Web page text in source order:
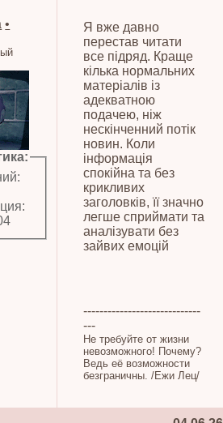
•
Я вже давно
перестав читати
все підряд. Краще
кілька нормальних
матеріалів із
адекватною
подачею, ніж
нескінченний потік
новин. Коли
інформація
спокійна та без
крикливих
заголовків, її значно
легше сприймати та
аналізувати без
зайвих емоцій
-----------------------------
---
Не требуйте от жизни
невозможного! Почему?
Ведь её возможности
безграничны. /Ежи Лец/